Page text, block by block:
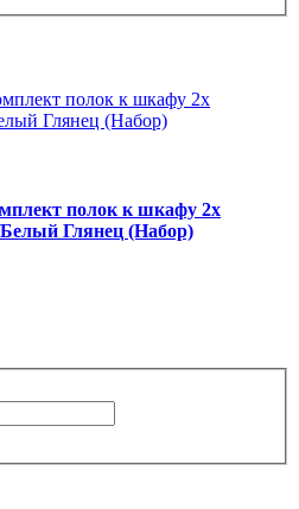
полок к шкафу 2х
Глянец (Набор)